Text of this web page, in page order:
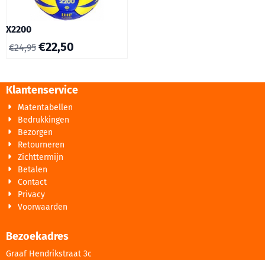
X2200
€24,95 €22,50
Klantenservice
Matentabellen
Bedrukkingen
Bezorgen
Retourneren
Zichttermijn
Betalen
Contact
Privacy
Voorwaarden
Bezoekadres
Graaf Hendrikstraat 3c